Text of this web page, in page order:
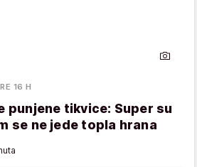
16 H
punjene tikvice: Super su
se ne jede topla hrana